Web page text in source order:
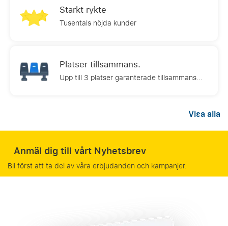
Starkt rykte
Tusentals nöjda kunder
Platser tillsammans.
Upp till 3 platser garanterade tillsammans...
Visa alla
Anmäl dig till vårt Nyhetsbrev
Bli först att ta del av våra erbjudanden och kampanjer.